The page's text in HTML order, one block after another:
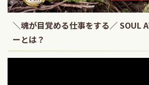
＼魂が目覚める仕事をする／ SOUL
ーとは？